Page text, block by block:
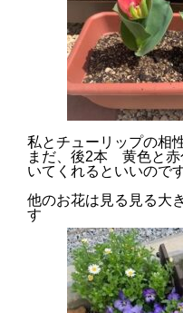
私とチューリップの相
まだ、後2本 黄色と赤
いて くれるといいので
他のお花は見る見る大
す